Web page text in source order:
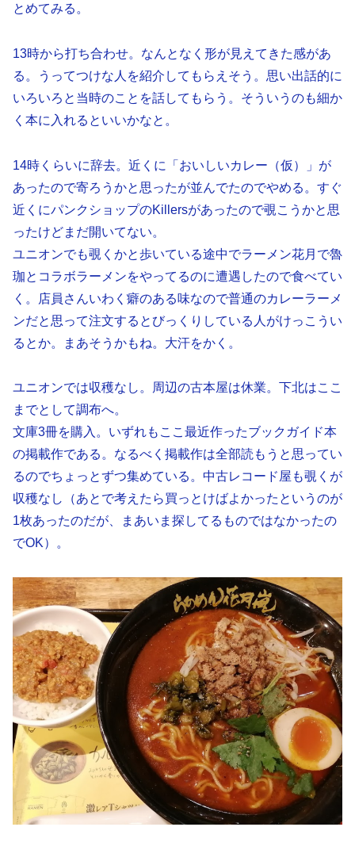
とめてみる。
13時から打ち合わせ。なんとなく形が見えてきた感があ
る。うってつけな人を紹介してもらえそう。思い出話的に
いろいろと当時のことを話してもらう。そういうのも細か
く本に入れるといいかなと。
14時くらいに辞去。近くに「おいしいカレー（仮）」が
あったので寄ろうかと思ったが並んでたのでやめる。すぐ
近くにパンクショップのKillersがあったので覗こうかと思
ったけどまだ開いてない。
ユニオンでも覗くかと歩いている途中でラーメン花月で魯
珈とコラボラーメンをやってるのに遭遇したので食べてい
く。店員さんいわく癖のある味なので普通のカレーラーメ
ンだと思って注文するとびっくりしている人がけっこうい
るとか。まあそうかもね。大汗をかく。
ユニオンでは収穫なし。周辺の古本屋は休業。下北はここ
までとして調布へ。
文庫3冊を購入。いずれもここ最近作ったブックガイド本
の掲載作である。なるべく掲載作は全部読もうと思ってい
るのでちょっとずつ集めている。中古レコード屋も覗くが
収穫なし（あとで考えたら買っとけばよかったというのが
1枚あったのだが、まあいま探してるものではなかったの
でOK）。